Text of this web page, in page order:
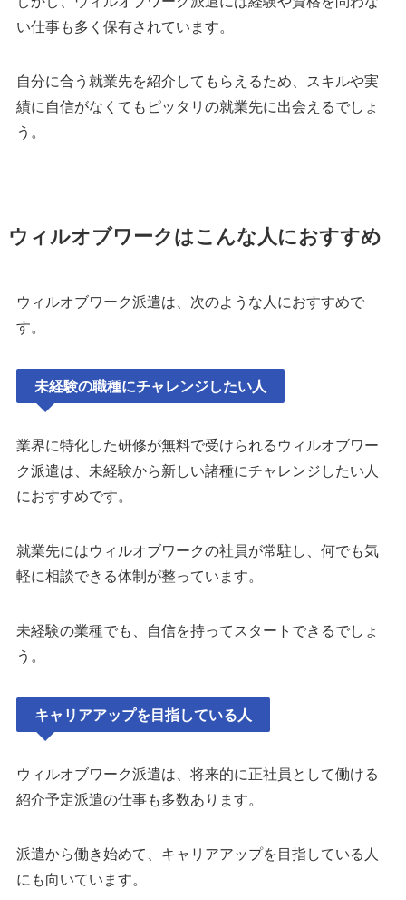
い仕事も多く保有されています。
自分に合う就業先を紹介してもらえるため、スキルや実
績に自信がなくてもピッタリの就業先に出会えるでしょ
う。
ウィルオブワークはこんな人におすすめ
ウィルオブワーク派遣は、次のような人におすすめで
す。
未経験の職種にチャレンジしたい人
業界に特化した研修が無料で受けられるウィルオブワー
ク派遣は、未経験から新しい諸種にチャレンジしたい人
におすすめです。
就業先にはウィルオブワークの社員が常駐し、何でも気
軽に相談できる体制が整っています。
未経験の業種でも、自信を持ってスタートできるでしょ
う。
キャリアアップを目指している人
ウィルオブワーク派遣は、将来的に正社員として働ける
紹介予定派遣の仕事も多数あります。
派遣から働き始めて、キャリアアップを目指している人
にも向いています。